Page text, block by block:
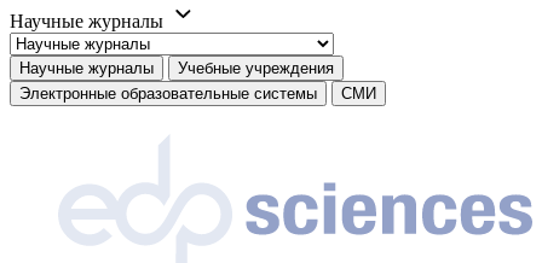
Научные журналы
Научные журналы
Учебные учреждения
Электронные образовательные системы
СМИ